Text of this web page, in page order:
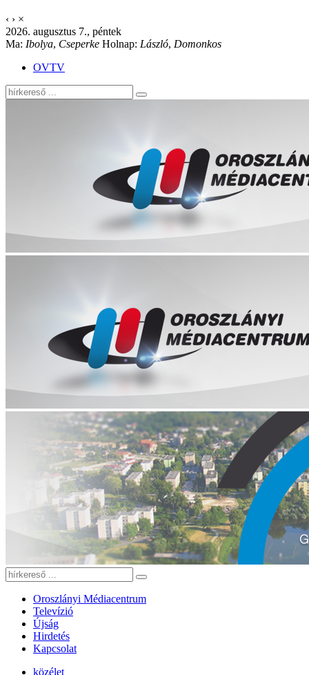
‹ › ×
2026. augusztus 7., péntek
Ma: Ibolya, Cseperke Holnap: László, Domonkos
OVTV
Oroszlányi Médiacentrum
Televízió
Újság
Hirdetés
Kapcsolat
közélet